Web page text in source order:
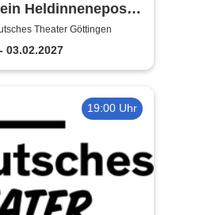
Heldinnenepos -
Theater Göttingen
Theater Göttingen
03.02.2027
19:00 Uhr